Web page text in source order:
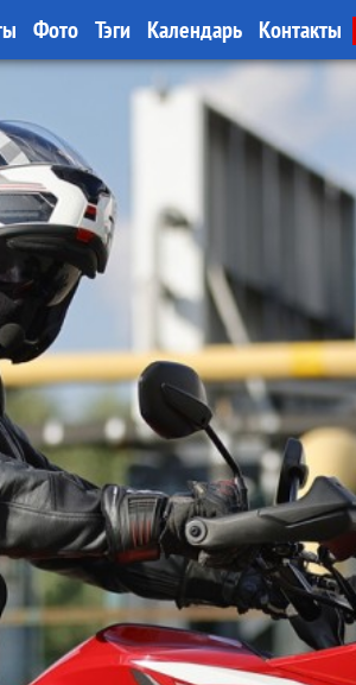
Фото Тэги Календарь Контакты